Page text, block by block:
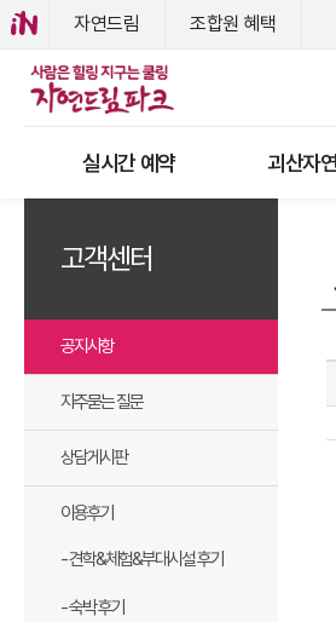
자연드림 조합원 혜택
실시간 예약 괴산자
고객센터
공지사항
자주묻는 질문
상담게시판
이용후기
- 견학&체험&부대시설 후기
- 숙박 후기